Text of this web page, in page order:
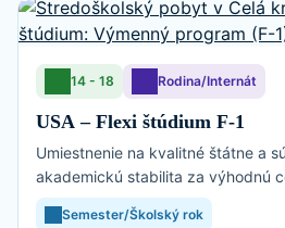
14 - 18 Rodina/Internát
USA – Flexi štúdium F-1
Umiestnenie na kvalitné štátne a
akademickú stabilita za výhodnú
Semester/Školský rok